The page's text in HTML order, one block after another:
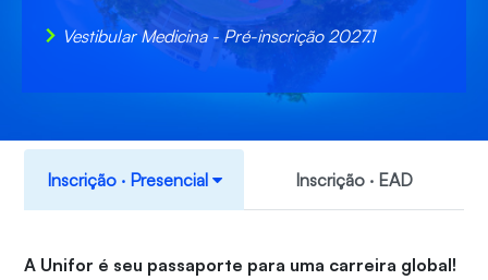
Vestibular Medicina - Pré-inscrição 2027.1
Inscrição ‧ Presencial Inscrição ‧ EAD
A Unifor é seu passaporte para uma carreira global!